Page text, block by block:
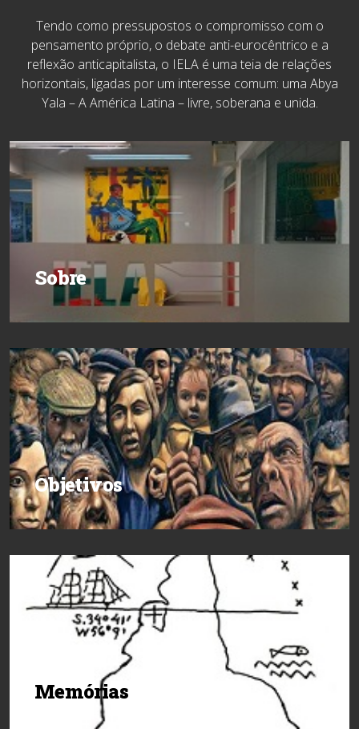
Tendo como pressupostos o compromisso com o
pensamento próprio, o debate anti-eurocêntrico e a
reflexão anticapitalista, o IELA é uma teia de relações
horizontais, ligadas por um interesse comum: uma Abya
Yala – A América Latina – livre, soberana e unida.
Sobre
Objetivos
Memórias